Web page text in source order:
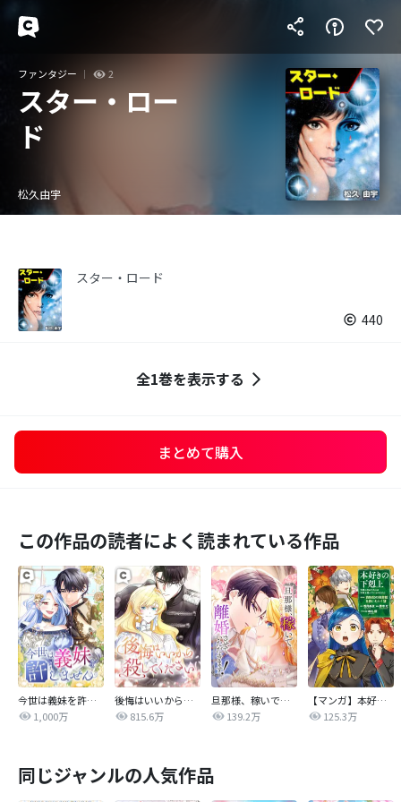
ファンタジー 2
スター・ロー
ド
松久由宇
スター・ロード
440
全1巻を表示する
まとめて購入
この作品の読者によく読まれている作品
今世は義妹を許しません
1,000万
後悔はいいから殺してください
815.6万
旦那様、稼いで離婚させていただきます！
139.2万
【マンガ】本好きの下剋上 第四部
125.3万
同じジャンルの人気作品